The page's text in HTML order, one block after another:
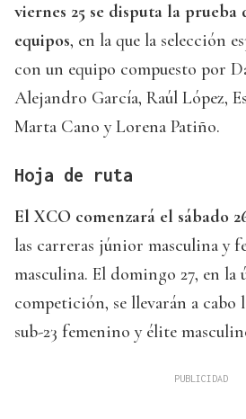
viernes 25 se disputa la prueba
equipos, en la que la selección
con un equipo compuesto por
Alejandro García, Raúl López,
Marta Cano y Lorena Patiño.
Hoja de ruta
El XCO comenzará el sábado
las carreras júnior masculina y
masculina. El domingo 27, en
competición, se llevarán a cabo
sub-23 femenino y élite